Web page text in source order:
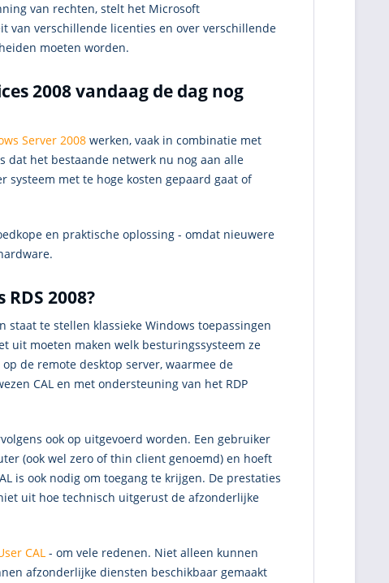
van rechten, stelt het Microsoft
van verschillende licenties en over verschillende
moeten worden.
2008 vandaag de dag nog
Server 2008 werken, vaak in combinatie met
dat het bestaande netwerk nu nog aan alle
met te hoge kosten gepaard gaat of
en praktische oplossing - omdat nieuwere
2008?
staat te stellen klassieke Windows toepassingen
uit moeten maken welk besturingssysteem ze
de remote desktop server, waarmee de
CAL en met ondersteuning van het RDP
ook op uitgevoerd worden. Een gebruiker
(ook wel zero of thin client genoemd) en hoeft
is ook nodig om toegang te krijgen. De prestaties
uit hoe technisch uitgerust de afzonderlijke
CAL - om vele redenen. Niet alleen kunnen
afzonderlijke diensten beschikbaar gemaakt